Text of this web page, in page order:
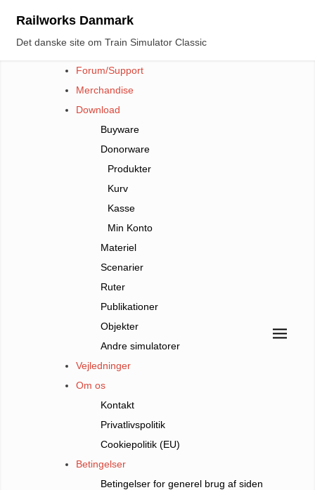
content
Railworks Danmark
Det danske site om Train Simulator Classic
Forum/Support
Merchandise
Download
Buyware
Donorware
Produkter
Kurv
Kasse
Min Konto
Materiel
Scenarier
Ruter
Publikationer
Objekter
Andre simulatorer
Vejledninger
Om os
Kontakt
Privatlivspolitik
Cookiepolitik (EU)
Betingelser
Betingelser for generel brug af siden